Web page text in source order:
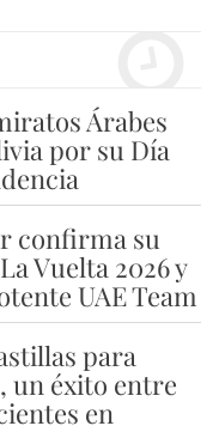
Árabes
por su Día
confirma su
Vuelta 2026 y
UAE Team
para
un éxito entre
en